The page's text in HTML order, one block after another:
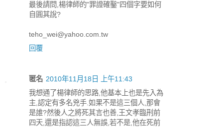
最後請問,楊律師的"罪證確鑿"四個字要如何
自圓其說?
teho_wei@yahoo.com.tw
回覆
匿名 2010年11月18日 上午11:43
我想通了楊律師的思路,他基本上也是先入為
主,認定有多名兇手.如果不是這三個人,那會
是誰?然後人之將死其言也善,王文孝臨刑前
四天,還是指認這三人無誤,若不是,他在死前